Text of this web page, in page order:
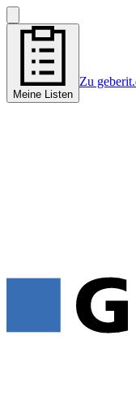
Meine Listen
Zu